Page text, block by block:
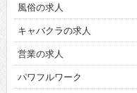
風俗の求人
キャバクラの求人
営業の求人
パワフルワーク